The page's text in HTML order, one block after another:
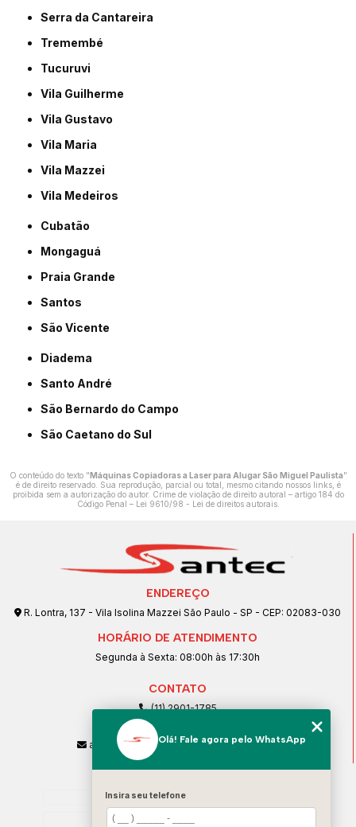
Serra da Cantareira
Tremembé
Tucuruvi
Vila Guilherme
Vila Gustavo
Vila Maria
Vila Mazzei
Vila Medeiros
Cubatão
Mongaguá
Praia Grande
Santos
São Vicente
Diadema
Santo André
São Bernardo do Campo
São Caetano do Sul
O conteúdo do texto "Máquinas Copiadoras a Laser para Alugar São Miguel Paulista"
é de direito reservado. Sua reprodução, parcial ou total, mesmo citando nossos links, é
proibida sem a autorização do autor. Crime de violação de direito autoral – artigo 184 do
Código Penal – Lei 9610/98 - Lei de direitos autorais.
ENDEREÇO
R. Lontra, 137 - Vila Isolina Mazzei São Paulo - SP - CEP: 02083-030
HORÁRIO DE ATENDIMENTO
Segunda à Sexta: 08:00h às 17:30h
CONTATO
(11) 2901-1785
(11) 99239-1832
atendimento@santeccopiadoras.com.br
Home
Empresa
Olá! Fale agora pelo WhatsApp
Insira seu telefone